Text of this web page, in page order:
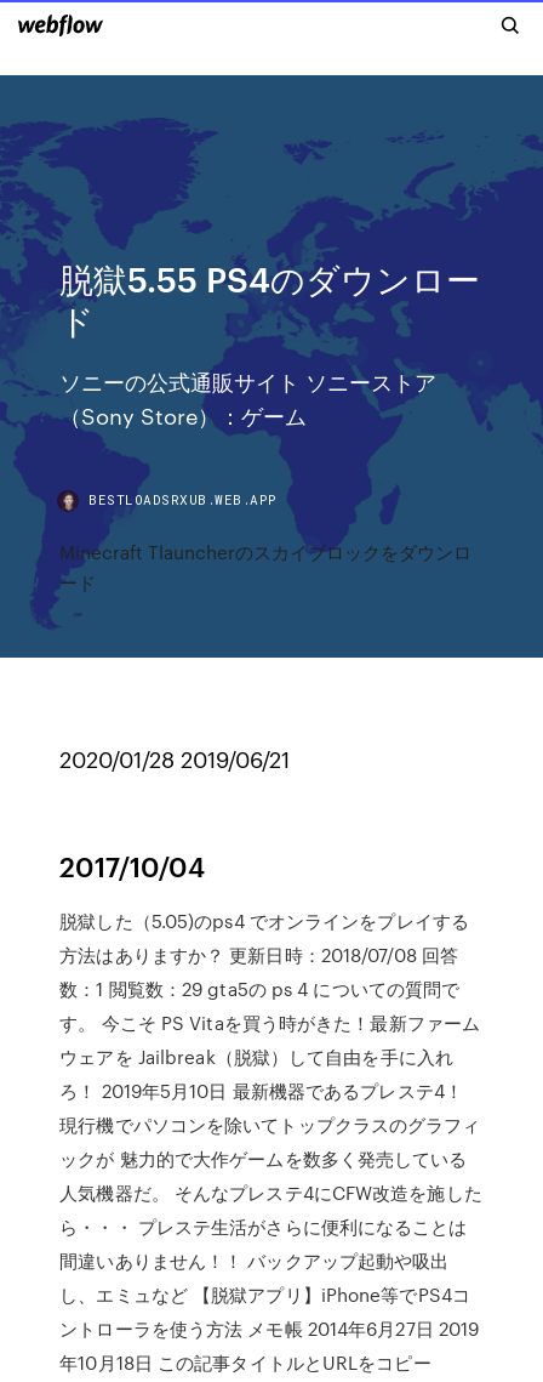
脱獄5.55 PS4のダウンロー
ド
ソニーの公式通販サイト ソニーストア
（Sony Store）：ゲーム
BESTLOADSRXUB.WEB.APP
Minecraft Tlauncherのスカイブロックをダウンロ
ード
2020/01/28 2019/06/21
2017/10/04
脱獄した（5.05)のps4 でオンラインをプレイする
方法はありますか？ 更新日時：2018/07/08 回答
数：1 閲覧数：29 gta5の ps 4 についての質問で
す。 今こそ PS Vitaを買う時がきた！最新ファーム
ウェアを Jailbreak（脱獄）して自由を手に入れ
ろ！ 2019年5月10日 最新機器であるプレステ4！
現行機でパソコンを除いてトップクラスのグラフィ
ックが 魅力的で大作ゲームを数多く発売している
人気機器だ。 そんなプレステ4にCFW改造を施した
ら・・・ プレステ生活がさらに便利になることは
間違いありません！！ バックアップ起動や吸出
し、エミュなど 【脱獄アプリ】iPhone等でPS4コ
ントローラを使う方法 メモ帳 2014年6月27日 2019
年10月18日 この記事タイトルとURLをコピー